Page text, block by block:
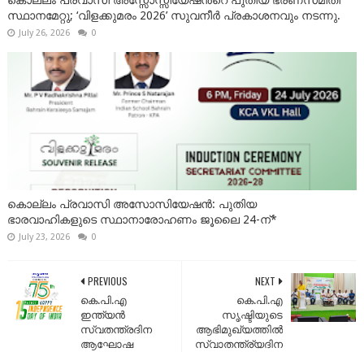
സ്ഥാനമേറ്റു; ‘വിളക്കുമരം 2026’ സുവനീർ പ്രകാശനവും നടന്നു.
July 26, 2026 0
കൊല്ലം പ്രവാസി അസോസിയേഷൻ: പുതിയ
ഭാരവാഹികളുടെ സ്ഥാനാരോഹണം ജൂലൈ 24-ന്*
July 23, 2026 0
NEXT
കെ.പി.എ
സൃഷ്ടിയുടെ
ആഭിമുഖ്യത്തിൽ
സ്വാതന്ത്ര്യദിന
PREVIOUS
കെ.പി.എ
ഇന്ത്യൻ
സ്വതന്ത്രദിന
ആഘോഷ